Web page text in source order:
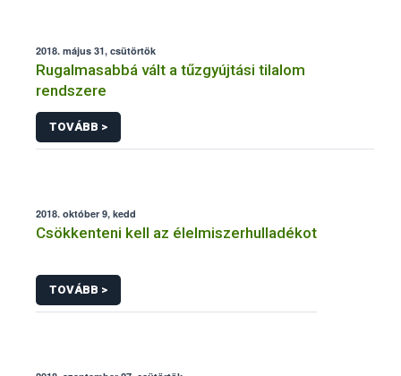
2018. május 31, csütörtök
Rugalmasabbá vált a tűzgyújtási tilalom
rendszere
TOVÁBB >
2018. október 9, kedd
Csökkenteni kell az élelmiszerhulladékot
TOVÁBB >